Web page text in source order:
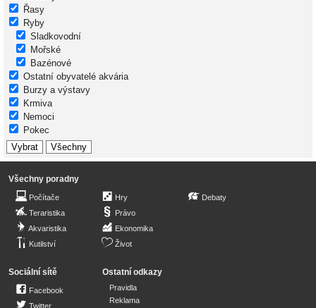
Řasy
Ryby
Sladkovodní
Mořské
Bazénové
Ostatní obyvatelé akvária
Burzy a výstavy
Krmiva
Nemoci
Pokec
Všechny poradny
Počítače
Teraristika
Akvaristika
Kutilství
Hry
Právo
Ekonomika
Život
Debaty
Sociální sítě
Facebook
Twitter
Ostatní odkazy
Pravidla
Reklama